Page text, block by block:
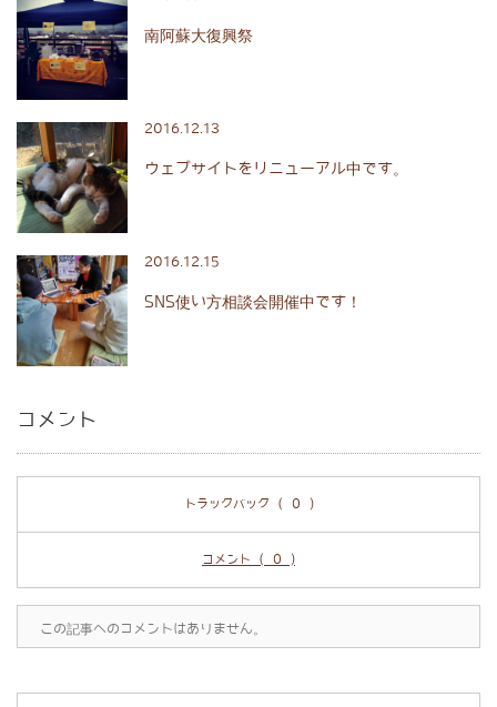
南阿蘇大復興祭
2016.12.13
ウェブサイトをリニューアル中です。
2016.12.15
SNS使い方相談会開催中です！
コメント
トラックバック ( 0 )
コメント ( 0 )
この記事へのコメントはありません。